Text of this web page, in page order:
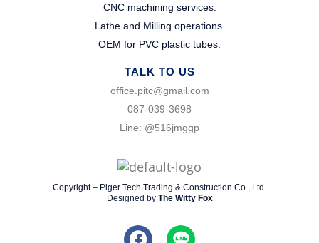
CNC machining services.​
Lathe and Milling operations.​
OEM for PVC plastic tubes.​
TALK TO US
office.pitc@gmail.com
087-039-3698​
Line: @516jmggp​
Copyright – Piger Tech Trading & Construction Co., Ltd.
Designed by The Witty Fox